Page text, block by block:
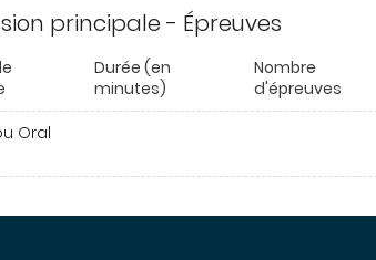
principale - Épreuves
Durée (en
minutes)
Nombre
d'épreuves
Oral